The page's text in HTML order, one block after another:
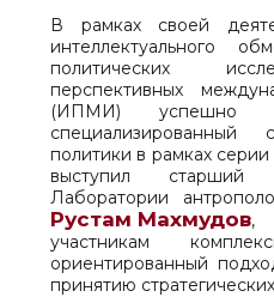
В рамках своей
интеллектуального
политических
перспективных
(ИПМИ) успешно
политики в рамках
выступил старший
Лаборатории
Рустам Махмудов,
участникам
ориентированный
принятию